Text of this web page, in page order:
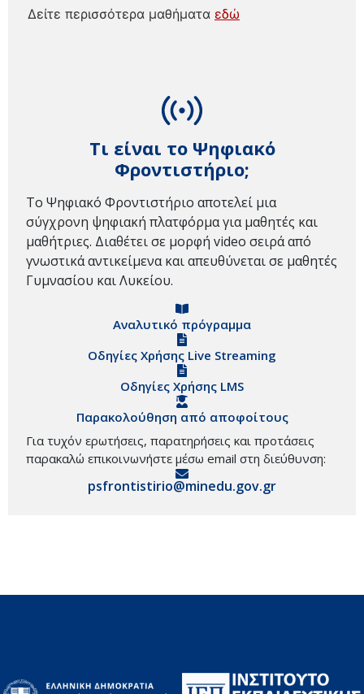
Τι είναι το Ψηφιακό
Φροντιστήριο;
Το Ψηφιακό Φροντιστήριο αποτελεί μια
σύγχρονη ψηφιακή πλατφόρμα για μαθητές και
μαθήτριες. Διαθέτει σε μορφή video σειρά από
γνωστικά αντικείμενα και απευθύνεται σε μαθητές
Γυμνασίου και Λυκείου.
Αναλυτικό πρόγραμμα
Οδηγίες Χρήσης Live Streaming
Οδηγίες Χρήσης LMS
Παρακολούθηση από αποφοίτους
Για τυχόν ερωτήσεις, παρατηρήσεις και προτάσεις
παρακαλώ επικοινωνήστε μέσω email στη διεύθυνση:
psfrontistirio@minedu.gov.gr
Δείτε περισσότερα μαθήματα εδώ